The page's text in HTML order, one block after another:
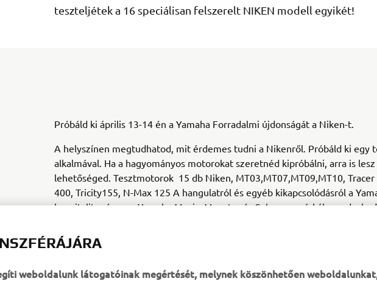
teszteljétek a 16 speciálisan felszerelt NIKEN modell egyikét!
Próbáld ki április 13-14 én a Yamaha Forradalmi újdonságát a Niken-t.
A helyszínen megtudhatod, mit érdemes tudni a Nikenről. Próbáld ki egy
alkalmával. Ha a hagyományos motorokat szeretnéd kipróbálni, arra is lesz
lehetőséged. Tesztmotorok 15 db Niken, MT03,MT07,MT09,MT10,
400, Tricity155, N-Max 125 A hangulatról és egyéb kikapcsolódásról a
hospitality része, a Yamaha Music, Monster és Salomon márkák
Event link:
weboldalunk látogatóinak megértését, melynek köszönhetően